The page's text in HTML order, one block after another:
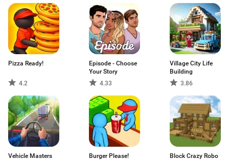
Pizza Ready!
4.2
Episode - Choose
Your Story
4.33
Village City Life
Building
3.86
Vehicle Masters Burger Please!
Block Crazy Robo